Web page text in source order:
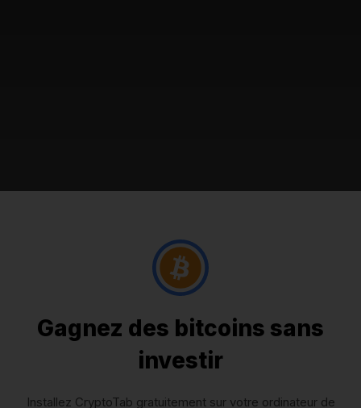
Gagnez des bitcoins sans
investir
Installez CryptoTab gratuitement sur votre ordinateur de